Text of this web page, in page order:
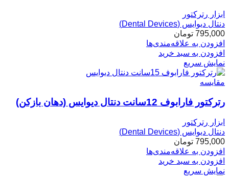
ابزار رترکتور
دنتال دیوایس (Dental Devices)
795,000 تومان
افزودن به علاقه‌مندی‌ها
افزودن به سبد خرید
نمایش سریع
مقایسه
رترکتور فارابوف 12سانت دنتال دیوایس (دهان بازکن)
ابزار رترکتور
دنتال دیوایس (Dental Devices)
795,000 تومان
افزودن به علاقه‌مندی‌ها
افزودن به سبد خرید
نمایش سریع